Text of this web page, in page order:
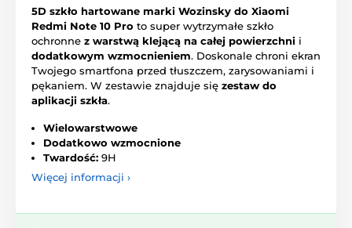
5D szkło hartowane marki Wozinsky do Xiaomi
Redmi Note 10 Pro to super wytrzymałe szkło
ochronne z warstwą klejącą na całej powierzchni i
dodatkowym wzmocnieniem. Doskonale chroni ekran
Twojego smartfona przed tłuszczem, zarysowaniami i
pękaniem. W zestawie znajduje się zestaw do
aplikacji szkła.
Wielowarstwowe
Dodatkowo wzmocnione
Twardość: 9H
Więcej informacji ›